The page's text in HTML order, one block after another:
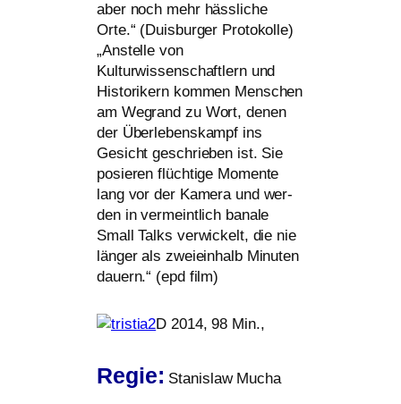
aber noch mehr häss­li­che
Orte.“ (Duisburger Protokolle)
„Anstelle von
Kulturwissenschaftlern und
Historikern kom­men Menschen
am Wegrand zu Wort, denen
der Überlebenskampf ins
Gesicht geschrie­ben ist. Sie
posie­ren flüch­ti­ge Momente
lang vor der Kamera und wer­
den in ver­meint­lich bana­le
Small Talks ver­wi­ckelt, die nie
län­ger als zwei­ein­halb Minuten
dau­ern.“ (epd film)
D 2014, 98 Min.,
Regie: Stanislaw Mucha